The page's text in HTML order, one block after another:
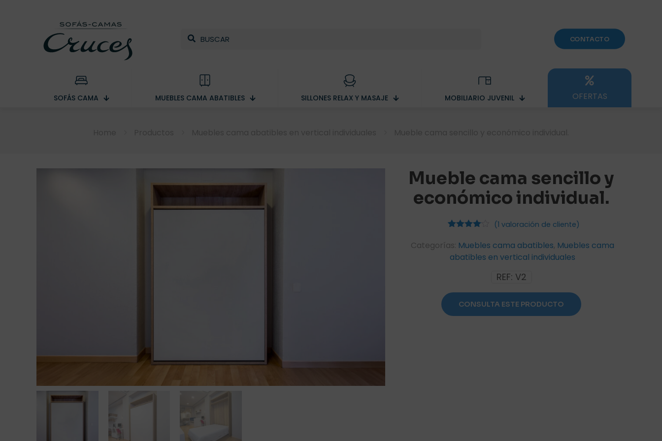
CONTACTO
SOFÁS CAMA MUEBLES CAMA ABATIBLES SILLONES RELAX Y MASAJE MOBILIARIO JUVENIL OFERTAS
Mueble cama sencillo y
económico individual.
con4.00
de 5 en
base a
(1 valoración de cliente)
REF: V2
Categorías: Muebles cama abatibles, Muebles cama
abatibles en vertical individuales
CONSULTA ESTE PRODUCTO